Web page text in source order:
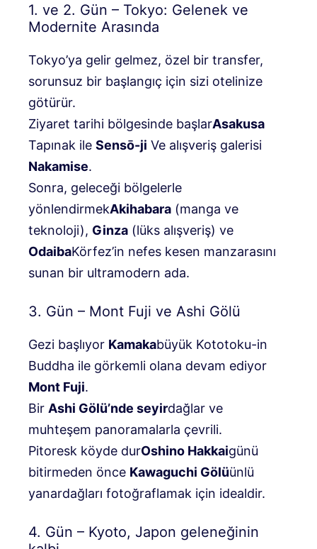
1. ve 2. Gün – Tokyo: Gelenek ve
Modernite Arasında
Tokyo’ya gelir gelmez, özel bir transfer,
sorunsuz bir başlangıç ​​için sizi otelinize
götürür.
Ziyaret tarihi bölgesinde başlarAsakusa
Tapınak ile Sensō-ji Ve alışveriş galerisi
Nakamise.
Sonra, geleceği bölgelerle
yönlendirmekAkihabara (manga ve
teknoloji), Ginza (lüks alışveriş) ve
OdaibaKörfez’in nefes kesen manzarasını
sunan bir ultramodern ada.
3. Gün – Mont Fuji ve Ashi Gölü
Gezi başlıyor Kamakabüyük Kototoku-in
Buddha ile görkemli olana devam ediyor
Mont Fuji.
Bir Ashi Gölü’nde seyirdağlar ve
muhteşem panoramalarla çevrili.
Pitoresk köyde durOshino Hakkaigünü
bitirmeden önce Kawaguchi Gölüünlü
yanardağları fotoğraflamak için idealdir.
4. Gün – Kyoto, Japon geleneğinin